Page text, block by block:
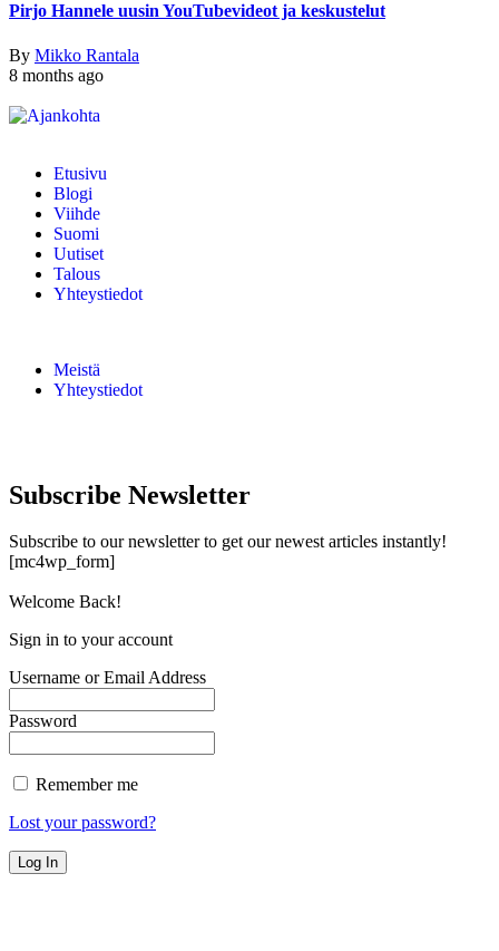
Pirjo Hannele uusin YouTubevideot ja keskustelut
By Mikko Rantala
8 months ago
Etusivu
Blogi
Viihde
Suomi
Uutiset
Talous
Yhteystiedot
Meistä
Yhteystiedot
Subscribe Newsletter
Subscribe to our newsletter to get our newest articles instantly!
[mc4wp_form]
Welcome Back!
Sign in to your account
Username or Email Address
Password
Remember me
Lost your password?